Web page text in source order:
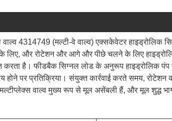
वाल्व 4314749 (मल्टी-वे वाल्व) एक्सकेवेटर हाइड्रोलिक
लिए, और रोटेशन और आगे और पीछे चलने के लिए
करता है। फीडबैक सिग्नल लोड के अनुरूप हाइड्रोलिक
पर प्रतिक्रिया। संयुक्त कार्रवाई करते समय, रोटेशन
वाल्व मुख्य रूप से मूल असेंबली हैं, और मूल शुद्ध